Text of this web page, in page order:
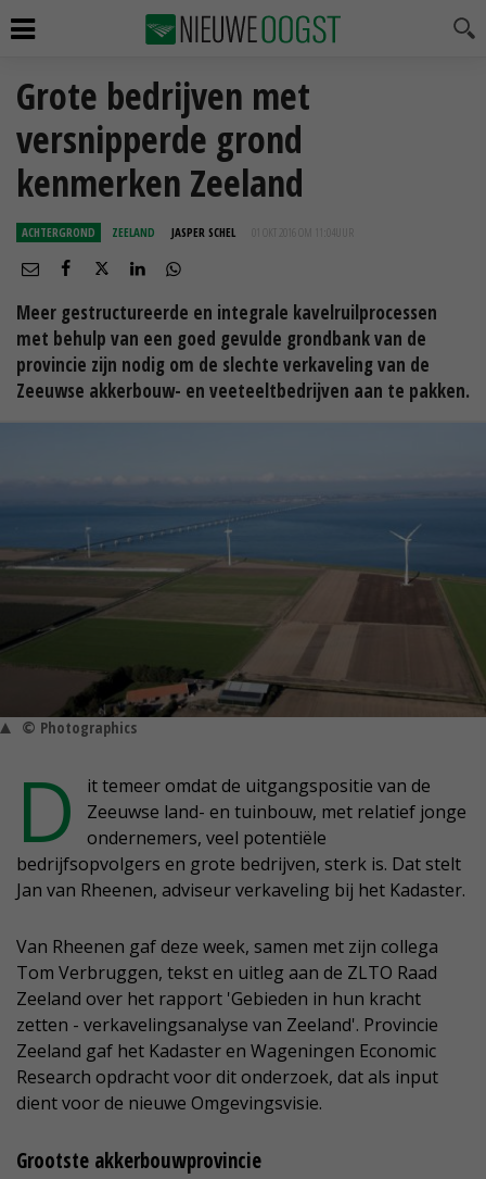
Grote bedrijven met
versnipperde grond
kenmerken Zeeland
ACHTERGROND ZEELAND JASPER SCHEL 01 OKT 2016 OM 11:04
Meer gestructureerde en integrale kavelruilprocessen
met behulp van een goed gevulde grondbank van de
provincie zijn nodig om de slechte verkaveling van de
Zeeuwse akkerbouw- en veeteeltbedrijven aan te pakken.
© Photographics
D
it temeer omdat de uitgangspositie van de
Zeeuwse land- en tuinbouw, met relatief jonge
ondernemers, veel potentiële
bedrijfsopvolgers en grote bedrijven, sterk is. Dat stelt
Jan van Rheenen, adviseur verkaveling bij het Kadaster.
Van Rheenen gaf deze week, samen met zijn collega
Tom Verbruggen, tekst en uitleg aan de ZLTO Raad
Zeeland over het rapport 'Gebieden in hun kracht
zetten - verkavelingsanalyse van Zeeland'. Provincie
Zeeland gaf het Kadaster en Wageningen Economic
Research opdracht voor dit onderzoek, dat als input
dient voor de nieuwe Omgevingsvisie.
Grootste akkerbouwprovincie